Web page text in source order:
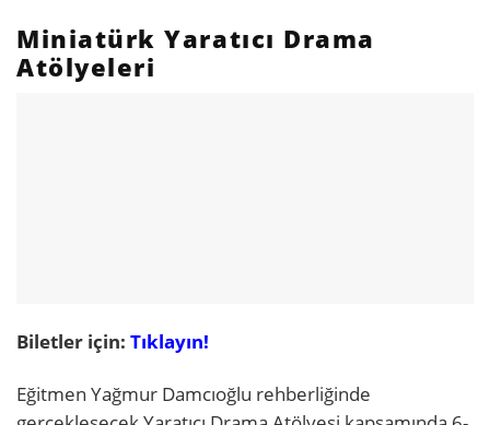
Miniatürk Yaratıcı Drama
Atölyeleri
Biletler için: Tıklayın!
Eğitmen Yağmur Damcıoğlu rehberliğinde